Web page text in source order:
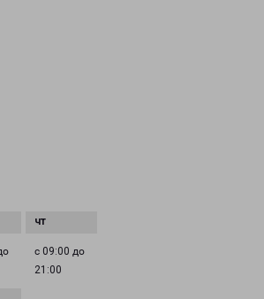
с 09:00 до
21:00